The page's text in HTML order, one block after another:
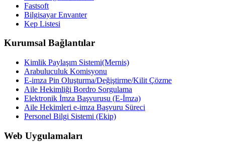
Fastsoft
Bilgisayar Envanter
Kep Listesi
Kurumsal Bağlantılar
Kimlik Paylaşım Sistemi(Mernis)
Arabuluculuk Komisyonu
E-imza Pin Oluşturma/Değiştirme/Kilit Çözme
Aile Hekimliği Bordro Sorgulama
Elektronik İmza Başvurusu (E-İmza)
Aile Hekimleri e-imza Başvuru Süreci
Personel Bilgi Sistemi (Ekip)
Web Uygulamaları